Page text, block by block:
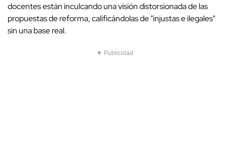
docentes están inculcando una visión distorsionada de las
propuestas de reforma, calificándolas de "injustas e ilegales"
sin una base real.
▼ Publicidad